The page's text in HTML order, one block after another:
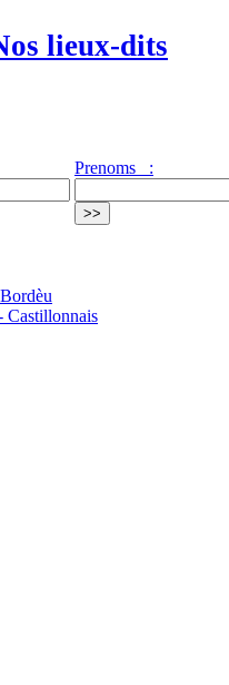
lieux-dits
Prenoms :
Castillonnais